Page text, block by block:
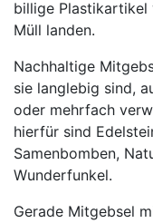
billige Plastikartikel
Müll landen.
Nachhaltige
sie langlebig sind,
oder mehrfach
hierfür sind
Samenbomben,
Wunderfunkel.
Gerade Mitgebsel